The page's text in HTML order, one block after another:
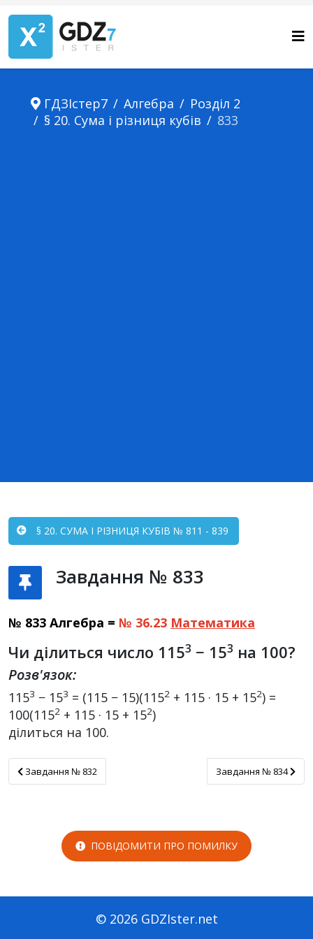
ГДЗІстер7 Алгебра
Розділ 2
§ 20. Сума і різниця кубів
833
§ 20. СУМА І РІЗНИЦЯ КУБІВ № 811 - 839
Завдання № 833
№ 833 Алгебра = № 36.23 Математика
Чи ділиться число 1153 − 153 на 100?
Розв'язок:
1153 − 153 = (115 − 15)(1152 + 115 · 15 + 152) =
100(1152 + 115 · 15 + 152)
ділиться на 100.
Завдання № 832
Завдання № 832 Завдання № 834
Завдання № 834
ПОВІДОМИТИ ПРО ПОМИЛКУ
© 2026 GDZIster.net